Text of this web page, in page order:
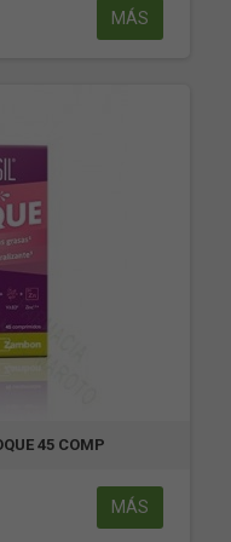
MÁS
45 COMP
MÁS